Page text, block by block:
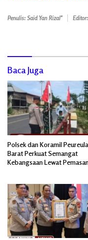
Penulis: Said Yan Rizal"
Baca Juga
Polsek dan Koramil
Barat Perkuat Semangat
Kebangsaan Lewat